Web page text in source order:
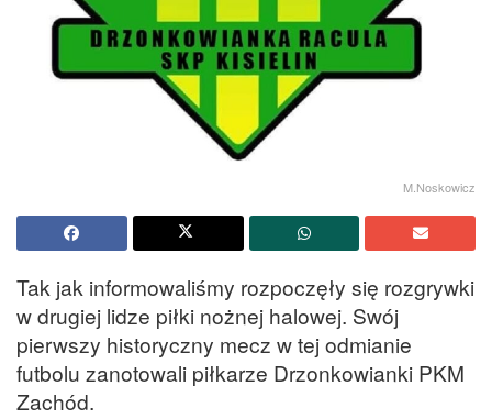
M.Noskowicz
Tak jak informowaliśmy rozpoczęły się rozgrywki
w drugiej lidze piłki nożnej halowej. Swój
pierwszy historyczny mecz w tej odmianie
futbolu zanotowali piłkarze Drzonkowianki PKM
Zachód.